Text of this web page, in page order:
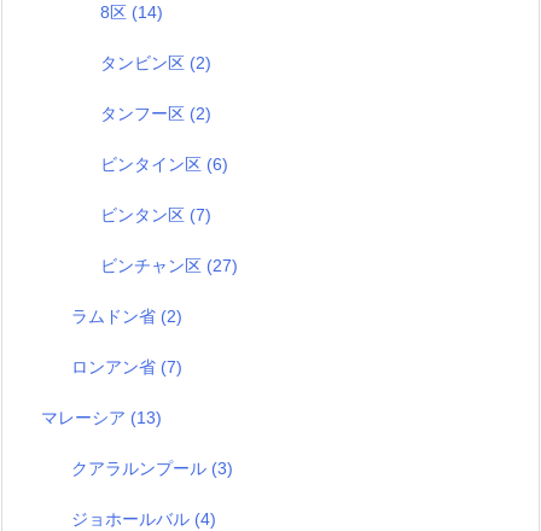
8区 (14)
タンビン区 (2)
タンフー区 (2)
ビンタイン区 (6)
ビンタン区 (7)
ビンチャン区 (27)
ラムドン省 (2)
ロンアン省 (7)
マレーシア (13)
クアラルンプール (3)
ジョホールバル (4)